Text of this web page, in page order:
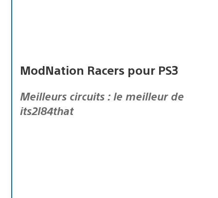
ModNation Racers pour PS3
Meilleurs circuits : le meilleur de
its2l84that